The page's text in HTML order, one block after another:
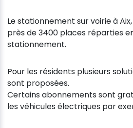
Le stationnement sur voirie à
près de 3400 places réparties
stationnement.
Pour les résidents plusieurs
sont proposées.
Certains abonnements sont
les véhicules électriques par